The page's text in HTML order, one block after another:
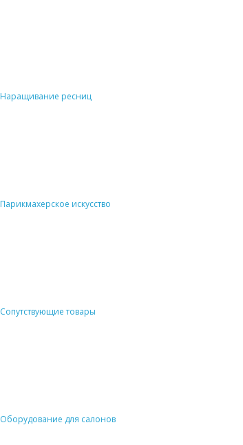
Наращивание ресниц
Парикмахерское искусство
Сопутствующие товары
Оборудование для салонов